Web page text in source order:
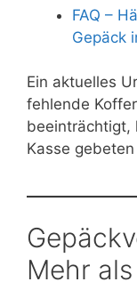
FAQ –
Gepäck
Ein aktuelles
fehlende
beeinträchtigt,
Kasse
Mehr